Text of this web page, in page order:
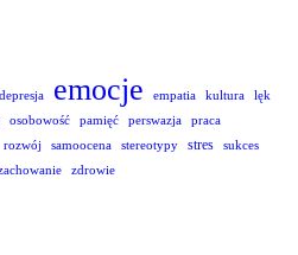
depresja emocje empatia kultura
lęk
osobowość pamięć perswazja
praca
rozwój samoocena stereotypy stres sukces
zdrowie